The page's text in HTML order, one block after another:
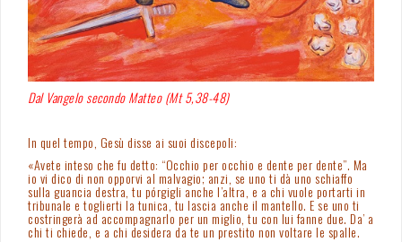
Dal Vangelo secondo Matteo (Mt 5,38-48)
In quel tempo, Gesù disse ai suoi discepoli:
«Avete inteso che fu detto: “Occhio per occhio e dente per dente”. Ma
io vi dico di non opporvi al malvagio; anzi, se uno ti dà uno schiaffo
sulla guancia destra, tu pórgigli anche l’altra, e a chi vuole portarti in
tribunale e toglierti la tunica, tu lascia anche il mantello. E se uno ti
costringerà ad accompagnarlo per un miglio, tu con lui fanne due. Da’ a
chi ti chiede, e a chi desidera da te un prestito non voltare le spalle.